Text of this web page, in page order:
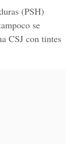
(PSH)
se
CSJ con tintes